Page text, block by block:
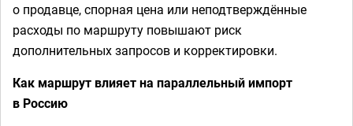
о продавце, спорная цена или неподтверждённые
расходы по маршруту повышают риск
дополнительных запросов и корректировки.
Как маршрут влияет на параллельный импорт
в Россию